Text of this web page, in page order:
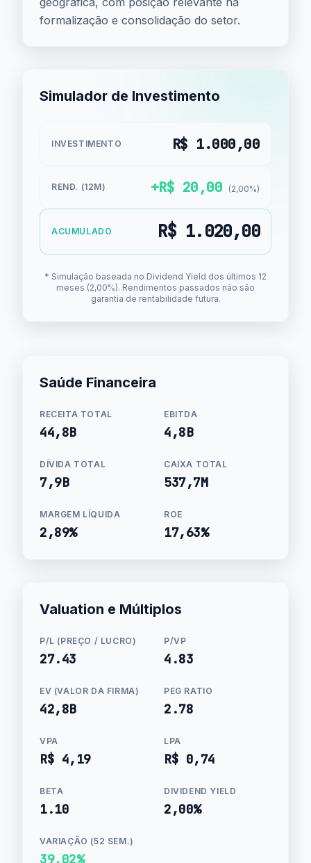
formalização e consolidação do setor.
Simulador de Investimento
INVESTIMENTO R$ 1.000,00
REND. (12M) +R$ 20,00 (2,00%)
ACUMULADO R$ 1.020,00
* Simulação baseada no Dividend Yield dos últimos 12
meses (2,00%). Rendimentos passados não são
garantia de rentabilidade futura.
Saúde Financeira
RECEITA TOTAL
44,8B
EBITDA
4,8B
DÍVIDA TOTAL
7,9B
CAIXA TOTAL
537,7M
MARGEM LÍQUIDA
2,89%
ROE
17,63%
Valuation e Múltiplos
P/L (PREÇO / LUCRO)
27.43
P/VP
4.83
EV (VALOR DA FIRMA)
42,8B
PEG RATIO
2.78
VPA
R$ 4,19
LPA
R$ 0,74
BETA
1.10
DIVIDEND YIELD
2,00%
VARIAÇÃO (52 SEM.)
39,02%